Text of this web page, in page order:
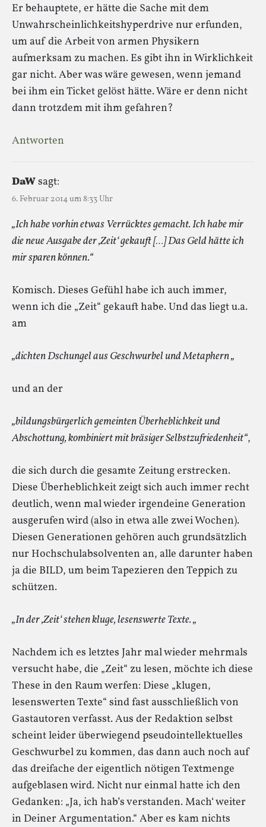
Er behauptete, er hätte die Sache mit dem
Unwahrscheinlichkeitshyperdrive nur erfunden,
um auf die Arbeit von armen Physikern
aufmerksam zu machen. Es gibt ihn in Wirklichkeit
gar nicht. Aber was wäre gewesen, wenn jemand
bei ihm ein Ticket gelöst hätte. Wäre er denn nicht
dann trotzdem mit ihm gefahren?
Antworten
DaWsagt:
6. Februar 2014 um 8:33 Uhr
„Ich habe vorhin etwas Verrücktes gemacht. Ich habe mir
die neue Ausgabe der ‚Zeit‘ gekauft […] Das Geld hätte ich
mir sparen können.“
Komisch. Dieses Gefühl habe ich auch immer,
wenn ich die „Zeit“ gekauft habe. Und das liegt u.a.
am
„dichten Dschungel aus Geschwurbel und Metaphern „
und an der
„bildungsbürgerlich gemeinten Überheblichkeit und
Abschottung, kombiniert mit bräsiger Selbstzufriedenheit“,
die sich durch die gesamte Zeitung erstrecken.
Diese Überheblichkeit zeigt sich auch immer recht
deutlich, wenn mal wieder irgendeine Generation
ausgerufen wird (also in etwa alle zwei Wochen).
Diesen Generationen gehören auch grundsätzlich
nur Hochschulabsolventen an, alle darunter haben
ja die BILD, um beim Tapezieren den Teppich zu
schützen.
„In der ‚Zeit‘ stehen kluge, lesenswerte Texte. „
Nachdem ich es letztes Jahr mal wieder mehrmals
versucht habe, die „Zeit“ zu lesen, möchte ich diese
These in den Raum werfen: Diese „klugen,
lesenswerten Texte“ sind fast ausschließlich von
Gastautoren verfasst. Aus der Redaktion selbst
scheint leider überwiegend pseudointellektuelles
Geschwurbel zu kommen, das dann auch noch auf
das dreifache der eigentlich nötigen Textmenge
aufgeblasen wird. Nicht nur einmal hatte ich den
Gedanken: „Ja, ich hab’s verstanden. Mach‘ weiter
in Deiner Argumentation.“ Aber es kam nichts